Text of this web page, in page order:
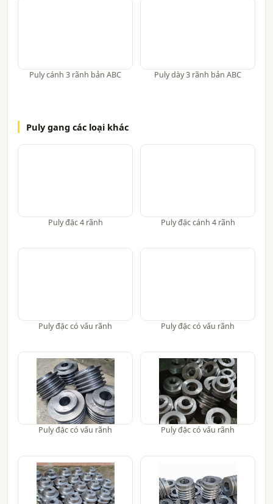
Puly cánh 3 rãnh bản ABC Puly dày 3 rãnh bản ABC
Puly gang các loại khác
Puly đặc 4 rãnh Puly đặc cánh 4 rãnh
Puly đặc có vấu rãnh Puly đặc có vấu rãnh
Puly đặc có vấu rãnh Puly đặc có vấu rãnh